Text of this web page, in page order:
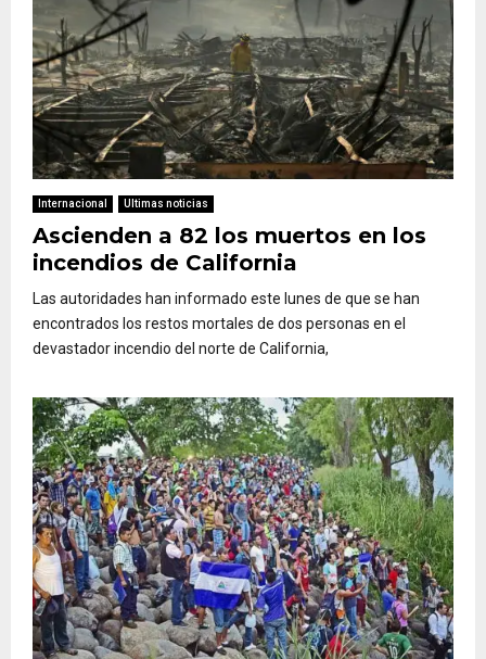
Internacional Ultimas noticias
Ascienden a 82 los muertos en los
incendios de California
Las autoridades han informado este lunes de que se han
encontrados los restos mortales de dos personas en el
devastador incendio del norte de California,